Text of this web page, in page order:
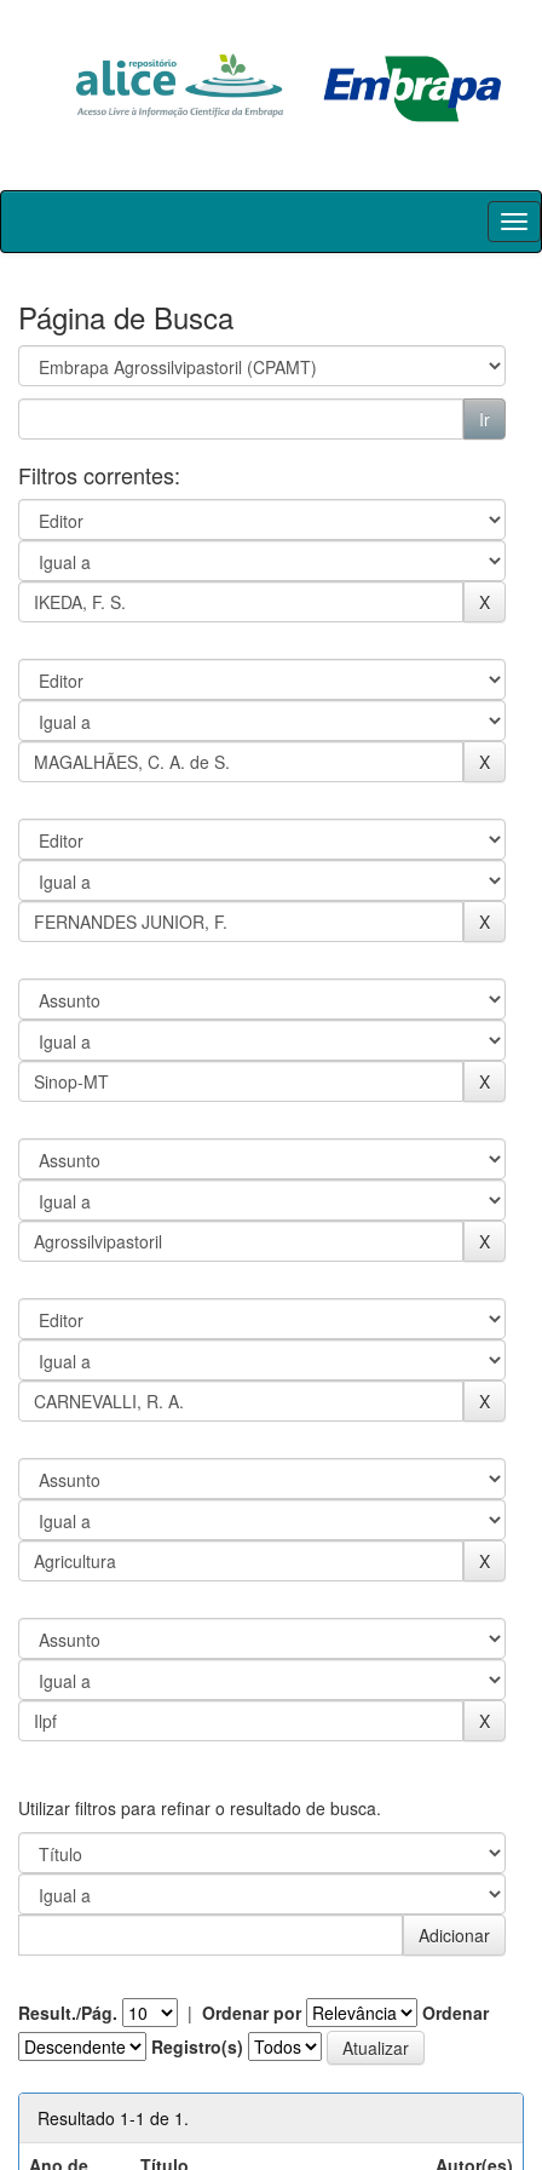
Skip
Página de Busca
Filtros correntes:
Utilizar filtros para refinar o resultado de busca.
Result./Pág. | Ordenar por
Ordenar
Registro(s)
Resultado 1-1 de 1.
Ano de
Título Autor(es)